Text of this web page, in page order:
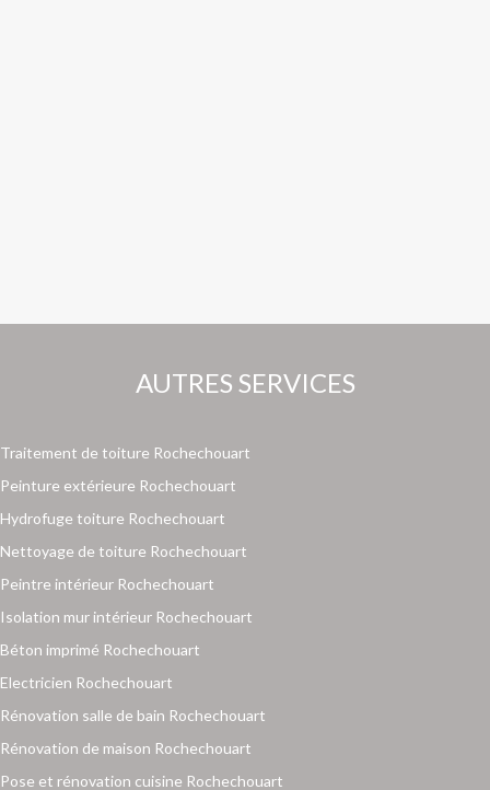
AUTRES SERVICES
Traitement de toiture Rochechouart
Peinture extérieure Rochechouart
Hydrofuge toiture Rochechouart
Nettoyage de toiture Rochechouart
Peintre intérieur Rochechouart
Isolation mur intérieur Rochechouart
Béton imprimé Rochechouart
Electricien Rochechouart
Rénovation salle de bain Rochechouart
Rénovation de maison Rochechouart
Pose et rénovation cuisine Rochechouart